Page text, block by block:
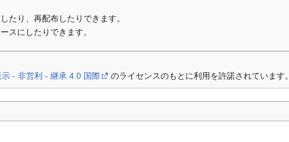
たり、再配布したりできます。
スにしたりできます。
- 非営利 - 継承 4.0 国際 のライセンスのもとに利用を許諾されています。